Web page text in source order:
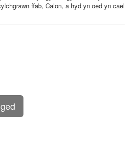
ffab, Calon, a hyd yn oed yn cael